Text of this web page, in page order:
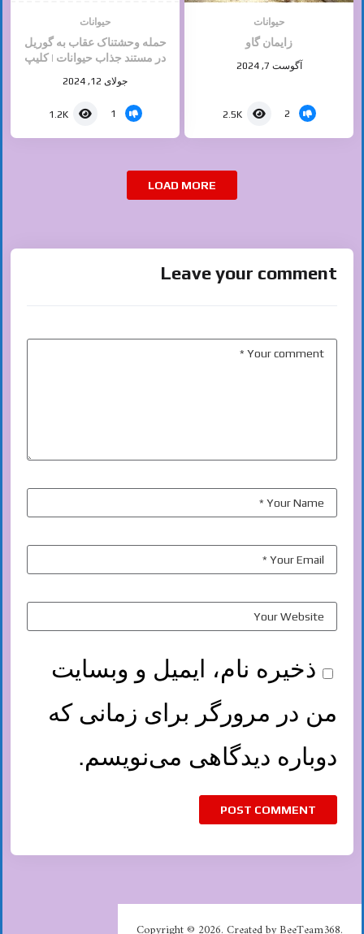
حیوانات
زایمان گاو
آگوست 7, 2024
2
2.5K
حیوانات
حمله وحشتناک عقاب به گوریل
در مستند جذاب حیوانات | کلیپ
جولای 12, 2024
1
1.2K
LOAD MORE
Leave your comment
ذخیره نام، ایمیل و وبسایت
من در مرورگر برای زمانی که
دوباره دیدگاهی می‌نویسم.